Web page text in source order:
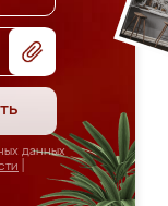
данных